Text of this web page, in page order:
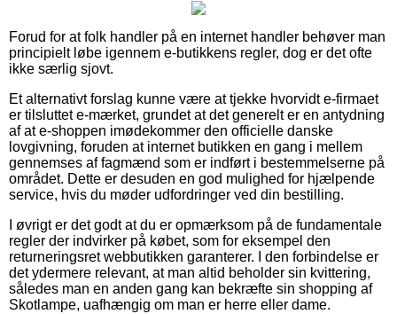
Forud for at folk handler på en internet handler behøver man
principielt løbe igennem e-butikkens regler, dog er det ofte
ikke særlig sjovt.
Et alternativt forslag kunne være at tjekke hvorvidt e-firmaet
er tilsluttet e-mærket, grundet at det generelt er en antydning
af at e-shoppen imødekommer den officielle danske
lovgivning, foruden at internet butikken en gang i mellem
gennemses af fagmænd som er indført i bestemmelserne på
området. Dette er desuden en god mulighed for hjælpende
service, hvis du møder udfordringer ved din bestilling.
I øvrigt er det godt at du er opmærksom på de fundamentale
regler der indvirker på købet, som for eksempel den
returneringsret webbutikken garanterer. I den forbindelse er
det ydermere relevant, at man altid beholder sin kvittering,
således man en anden gang kan bekræfte sin shopping af
Skotlampe, uafhængig om man er herre eller dame.